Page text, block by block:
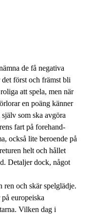
de få negativa
det först och främst bli
att spela, men när
en poäng känner
som ska avgöra
fart på forehand-
också lite beroende på
helt och hållet
Detaljer dock, något
ren och skär spelglädje.
europeiska
Vilken dag i